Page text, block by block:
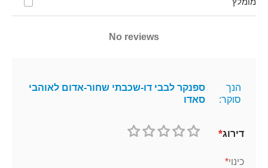
מומלץ
No reviews
הנך
סוקר:
ספנקר לבבי דו-שכבתי שחור-אדום לאוהבי
סאדו
דירוג
כינוי